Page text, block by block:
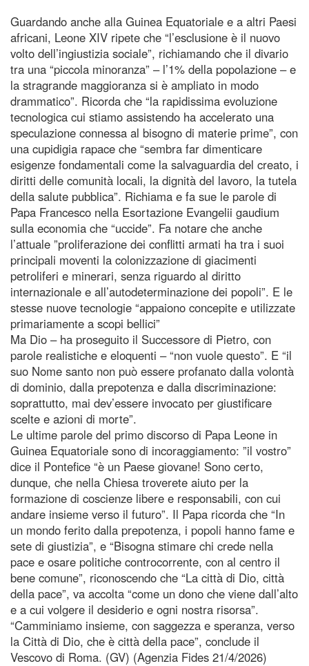
Guardando anche alla Guinea Equatoriale e a altri Paesi
africani, Leone XIV ripete che “l’esclusione è il nuovo
volto dell’ingiustizia sociale”, richiamando che il divario
tra una “piccola minoranza” – l’1% della popolazione – e
la stragrande maggioranza si è ampliato in modo
drammatico”. Ricorda che “la rapidissima evoluzione
tecnologica cui stiamo assistendo ha accelerato una
speculazione connessa al bisogno di materie prime”, con
una cupidigia rapace che “sembra far dimenticare
esigenze fondamentali come la salvaguardia del creato, i
diritti delle comunità locali, la dignità del lavoro, la tutela
della salute pubblica”. Richiama e fa sue le parole di
Papa Francesco nella Esortazione Evangelii gaudium
sulla economia che “uccide”. Fa notare che anche
l’attuale ”proliferazione dei conflitti armati ha tra i suoi
principali moventi la colonizzazione di giacimenti
petroliferi e minerari, senza riguardo al diritto
internazionale e all’autodeterminazione dei popoli”. E le
stesse nuove tecnologie “appaiono concepite e utilizzate
primariamente a scopi bellici”
Ma Dio – ha proseguito il Successore di Pietro, con
parole realistiche e eloquenti – “non vuole questo”. E “il
suo Nome santo non può essere profanato dalla volontà
di dominio, dalla prepotenza e dalla discriminazione:
soprattutto, mai dev’essere invocato per giustificare
scelte e azioni di morte”.
Le ultime parole del primo discorso di Papa Leone in
Guinea Equatoriale sono di incoraggiamento: ”il vostro”
dice il Pontefice “è un Paese giovane! Sono certo,
dunque, che nella Chiesa troverete aiuto per la
formazione di coscienze libere e responsabili, con cui
andare insieme verso il futuro”. Il Papa ricorda che “In
un mondo ferito dalla prepotenza, i popoli hanno fame e
sete di giustizia”, e “Bisogna stimare chi crede nella
pace e osare politiche controcorrente, con al centro il
bene comune”, riconoscendo che “La città di Dio, città
della pace”, va accolta “come un dono che viene dall’alto
e a cui volgere il desiderio e ogni nostra risorsa”.
“Camminiamo insieme, con saggezza e speranza, verso
la Città di Dio, che è città della pace”, conclude il
Vescovo di Roma. (GV) (Agenzia Fides 21/4/2026)